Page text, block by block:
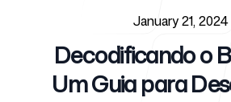
January 21, 2024
Decodificando o
Um Guia para